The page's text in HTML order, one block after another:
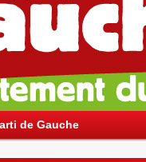
de Gauche